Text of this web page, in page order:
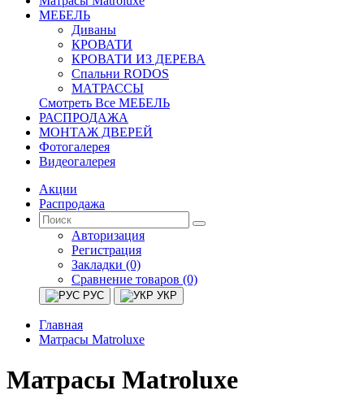
МЕБЕЛЬ
Диваны
КРОВАТИ
КРОВАТИ ИЗ ДЕРЕВА
Спальни RODOS
МАТРАССЫ
Смотреть Все МЕБЕЛЬ
РАСПРОДАЖА
МОНТАЖ ДВЕРЕЙ
Фотогалерея
Видеогалерея
Акции
Распродажа
Авторизация
Регистрация
Закладки (0)
Сравнение товаров (0)
РУС УКР
Главная
Матрасы Matroluxe
Матрасы Matroluxe